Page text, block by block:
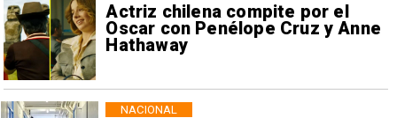
Actriz chilena compite por el
Oscar con Penélope Cruz y Anne
Hathaway
NACIONAL